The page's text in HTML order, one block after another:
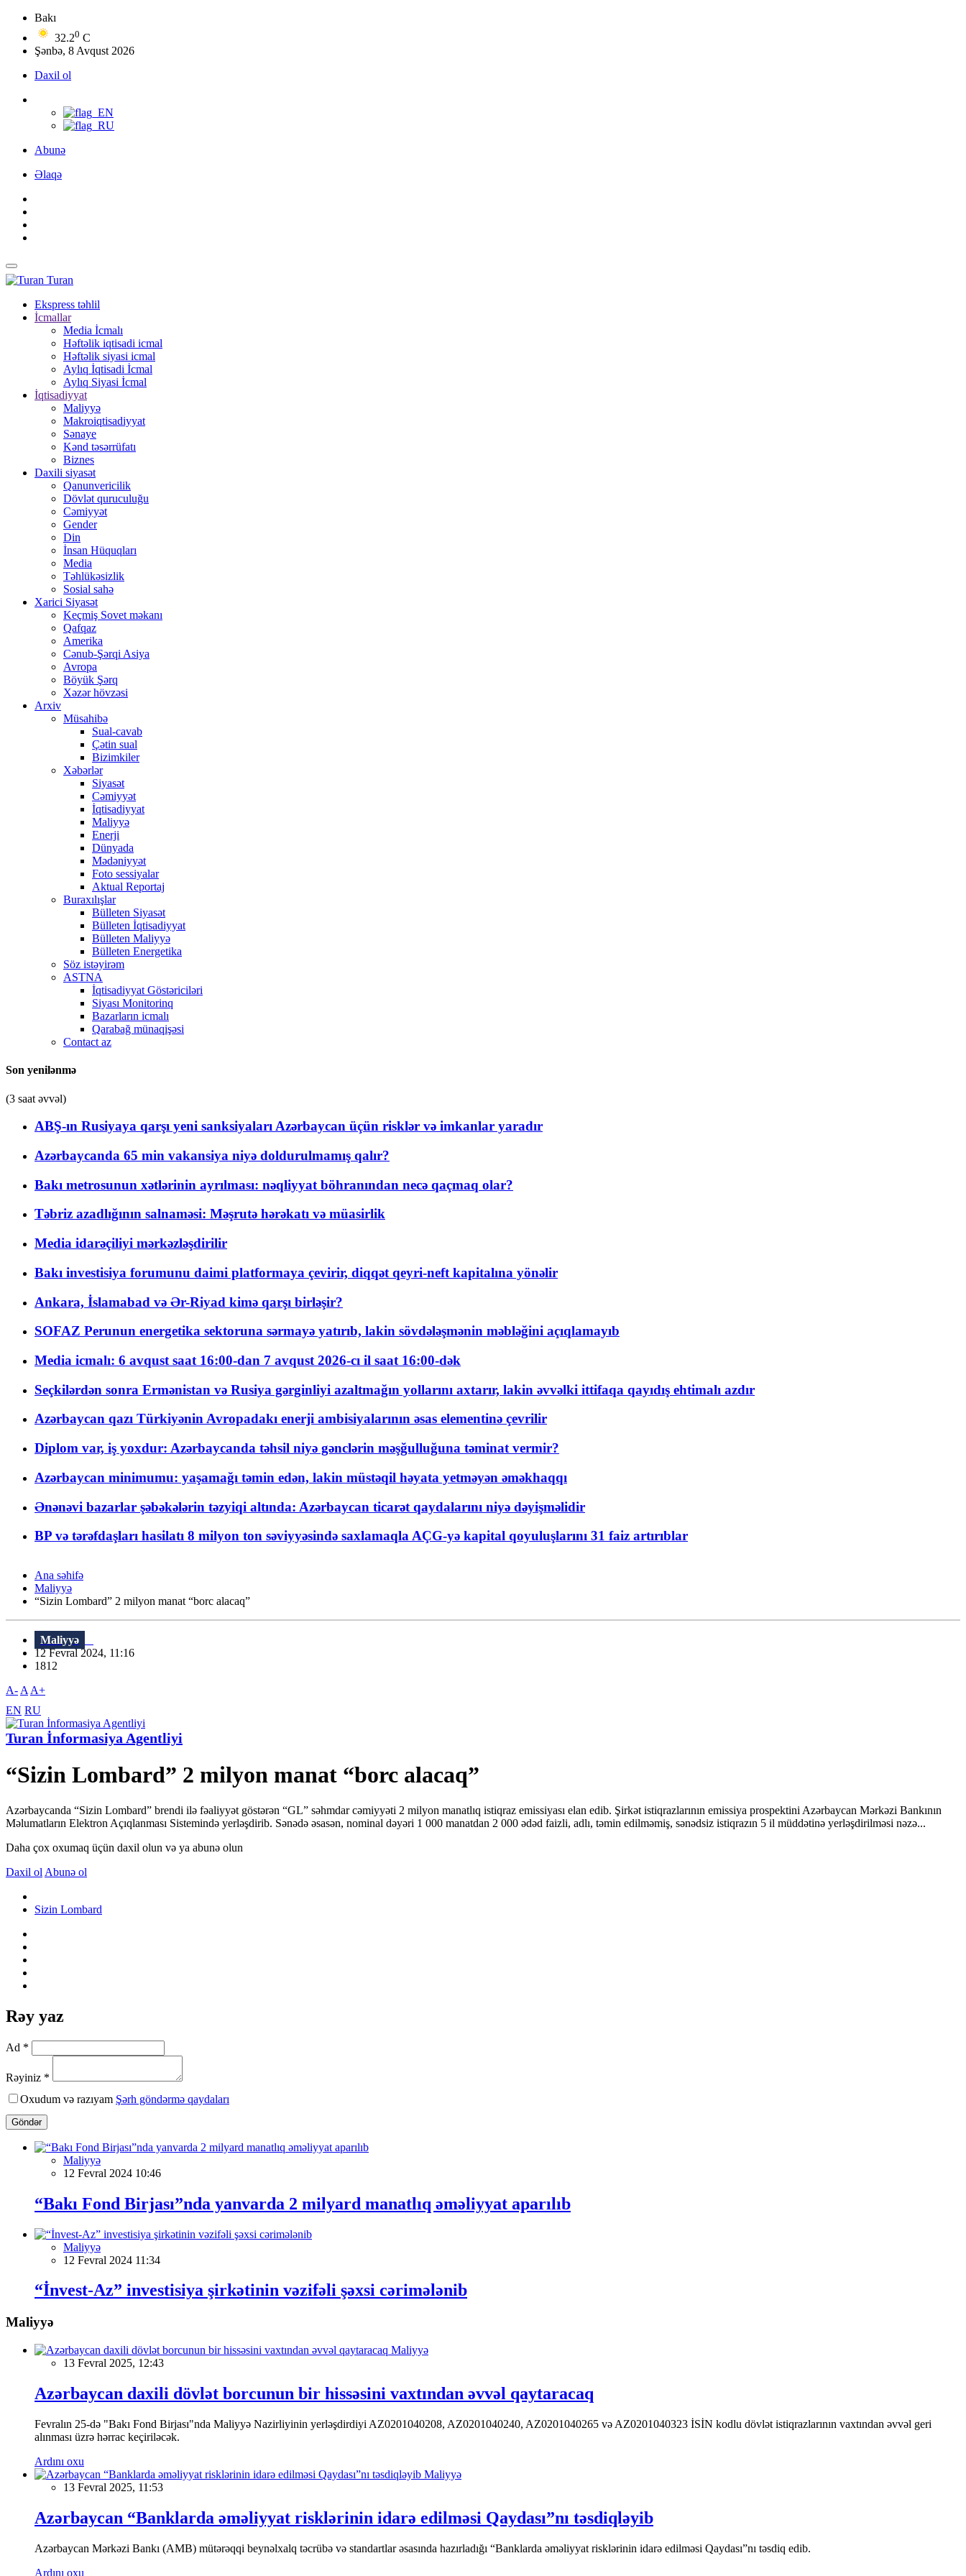
Bakı
32.20 C
Şənbə, 8 Avqust 2026
Daxil ol
Abunə
Əlaqə
Turan
Ekspress təhlil
İcmallar
Media İcmalı
Həftəlik iqtisadi icmal
Həftəlik siyasi icmal
Aylıq İqtisadi İcmal
Aylıq Siyasi İcmal
İqtisadiyyat
Maliyyə
Makroiqtisadiyyat
Sənaye
Kənd təsərrüfatı
Biznes
Daxili siyasət
Qanunvericilik
Dövlət quruculuğu
Cəmiyyət
Gender
Din
İnsan Hüquqları
Media
Təhlükəsizlik
Sosial sahə
Xarici Siyasət
Keçmiş Sovet məkanı
Qafqaz
Amerika
Cənub-Şərqi Asiya
Avropa
Böyük Şərq
Xəzər hövzəsi
Arxiv
Müsahibə
Sual-cavab
Çətin sual
Bizimkiler
Xəbərlər
Siyasət
Cəmiyyət
İqtisadiyyat
Maliyyə
Enerji
Dünyada
Mədəniyyət
Foto sessiyalar
Aktual Reportaj
Buraxılışlar
Bülleten Siyasət
Bülleten İqtisadiyyat
Bülleten Maliyyə
Bülleten Energetika
Söz istəyirəm
ASTNA
İqtisadiyyat Göstəriciləri
Siyası Monitorinq
Bazarların icmalı
Qarabağ münaqişəsi
Contact az
Son yenilənmə
(3 saat əvvəl)
ABŞ-ın Rusiyaya qarşı yeni sanksiyaları Azərbaycan üçün risklər və imkanlar yaradır
Azərbaycanda 65 min vakansiya niyə doldurulmamış qalır?
Bakı metrosunun xətlərinin ayrılması: nəqliyyat böhranından necə qaçmaq olar?
Təbriz azadlığının salnaməsi: Məşrutə hərəkatı və müasirlik
Media idarəçiliyi mərkəzləşdirilir
Bakı investisiya forumunu daimi platformaya çevirir, diqqət qeyri-neft kapitalına yönəlir
Ankara, İslamabad və Ər-Riyad kimə qarşı birləşir?
SOFAZ Perunun energetika sektoruna sərmayə yatırıb, lakin sövdələşmənin məbləğini açıqlamayıb
Media icmalı: 6 avqust saat 16:00-dan 7 avqust 2026-cı il saat 16:00-dək
Seçkilərdən sonra Ermənistan və Rusiya gərginliyi azaltmağın yollarını axtarır, lakin əvvəlki ittifaqa qayıdış ehtimalı azdır
Azərbaycan qazı Türkiyənin Avropadakı enerji ambisiyalarının əsas elementinə çevrilir
Diplom var, iş yoxdur: Azərbaycanda təhsil niyə gənclərin məşğulluğuna təminat vermir?
Azərbaycan minimumu: yaşamağı təmin edən, lakin müstəqil həyata yetməyən əməkhaqqı
Ənənəvi bazarlar şəbəkələrin təzyiqi altında: Azərbaycan ticarət qaydalarını niyə dəyişməlidir
BP və tərəfdaşları hasilatı 8 milyon ton səviyyəsində saxlamaqla AÇG-yə kapital qoyuluşlarını 31 faiz artırıblar
Ana səhifə
Maliyyə
“Sizin Lombard” 2 milyon manat “borc alacaq”
Maliyyə
12 Fevral 2024, 11:16
1812
A- A A+
EN RU
Turan İnformasiya Agentliyi
“Sizin Lombard” 2 milyon manat “borc alacaq”
Azərbaycanda “Sizin Lombard” brendi ilə fəaliyyət göstərən “GL” səhmdar cəmiyyəti 2 milyon manatlıq istiqraz emissiyası elan edib. Şirkət istiqrazlarının emissiya prospektini Azərbaycan Mərkəzi Bankının
Məlumatların Elektron Açıqlanması Sistemində yerləşdirib. Sənədə əsasən, nominal dəyəri 1 000 manatdan 2 000 ədəd faizli, adlı, təmin edilməmiş, sənədsiz istiqrazın 5 il müddətinə yerləşdirilməsi nəzə...
Daha çox oxumaq üçün daxil olun və ya abunə olun
Daxil ol Abunə ol
Sizin Lombard
Rəy yaz
Ad *
Rəyiniz *
Oxudum və razıyam Şərh göndərmə qaydaları
Göndər
Maliyyə
12 Fevral 2024 10:46
“Bakı Fond Birjası”nda yanvarda 2 milyard manatlıq əməliyyat aparılıb
Maliyyə
12 Fevral 2024 11:34
“İnvest-Az” investisiya şirkətinin vəzifəli şəxsi cərimələnib
Maliyyə
Maliyyə
13 Fevral 2025, 12:43
Azərbaycan daxili dövlət borcunun bir hissəsini vaxtından əvvəl qaytaracaq
Fevralın 25-də "Bakı Fond Birjası"nda Maliyyə Nazirliyinin yerləşdirdiyi AZ0201040208, AZ0201040240, AZ0201040265 və AZ0201040323 İSİN kodlu dövlət istiqrazlarının vaxtından əvvəl geri
alınması üzrə hərrac keçiriləcək.
Ardını oxu
Maliyyə
13 Fevral 2025, 11:53
Azərbaycan “Banklarda əməliyyat risklərinin idarə edilməsi Qaydası”nı təsdiqləyib
Azərbaycan Mərkəzi Bankı (AMB) mütərəqqi beynəlxalq təcrübə və standartlar əsasında hazırladığı “Banklarda əməliyyat risklərinin idarə edilməsi Qaydası”nı təsdiq edib.
Ardını oxu